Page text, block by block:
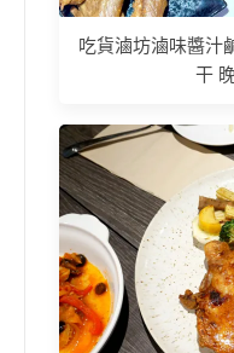
吃貨滷坊滷味醬汁
干